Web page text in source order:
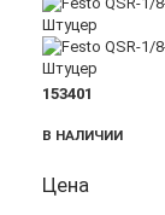
153401
В НАЛИЧИИ
Цена